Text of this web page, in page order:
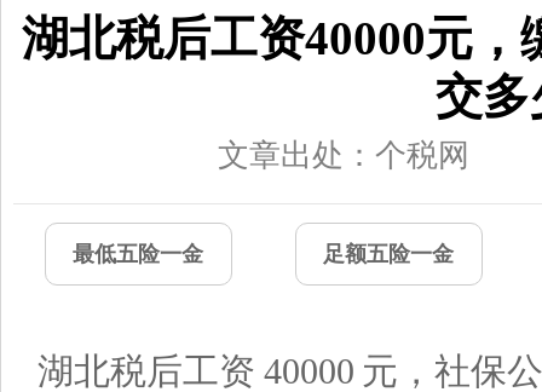
湖北税后工资40000元
交多
文章出处：个税网
最低五险一金 足额五险一金
湖北税后工资 40000 元，社保